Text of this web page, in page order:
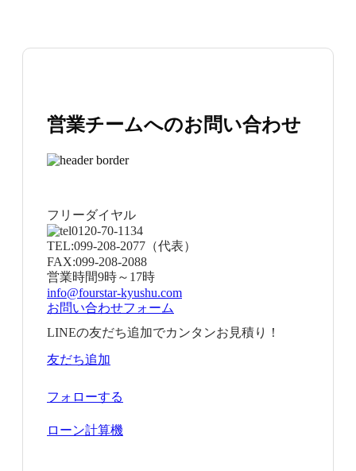
営業チームへのお問い合わせ
フリーダイヤル
0120-70-1134
TEL:099-208-2077 （代表）
FAX:099-208-2088
営業時間9時～17時
info@fourstar-kyushu.com
お問い合わせフォーム
LINEの友だち追加でカンタンお見積り！
友だち追加
フォローする
ローン計算機